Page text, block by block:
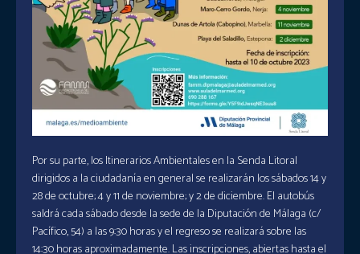
Por su parte, los Itinerarios Ambientales en la Senda Litoral
dirigidos a la ciudadanía en general se realizarán los sábados 14 y
28 de octubre; 4 y 11 de noviembre; y 2 de diciembre. El autobús
saldrá cada sábado desde la sede de la Diputación de Málaga (c/
Pacífico, 54) a las 9:30 horas y el regreso se realizará sobre las
14:30 horas aproximadamente. Las inscripciones, abiertas hasta el